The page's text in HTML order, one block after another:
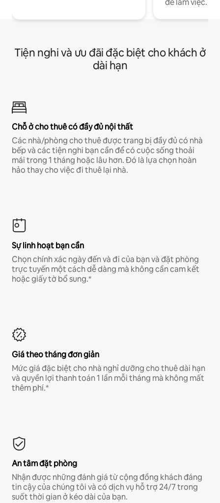
để làm việc.
Tiện nghi và ưu đãi đặc biệt cho khách ở
dài hạn
Chỗ ở cho thuê có đầy đủ nội thất
Các nhà/phòng cho thuê được trang bị đầy đủ có nhà
bếp và các tiện nghi bạn cần để có cuộc sống thoải
mái trong 1 tháng hoặc lâu hơn. Đó là lựa chọn hoàn
hảo thay cho việc đi thuê lại nhà.
Sự linh hoạt bạn cần
Chọn chính xác ngày đến và đi của bạn và đặt phòng
trực tuyến một cách dễ dàng mà không cần cam kết
hoặc giấy tờ bổ sung.*
Giá theo tháng đơn giản
Mức giá đặc biệt cho nhà nghỉ dưỡng cho thuê dài hạn
và quyền lợi thanh toán 1 lần mỗi tháng mà không mất
thêm phí.*
An tâm đặt phòng
Nhận được những đánh giá từ cộng đồng khách đáng
tin cậy của chúng tôi và có dịch vụ hỗ trợ 24/7 trong
suốt thời gian ở kéo dài của bạn.